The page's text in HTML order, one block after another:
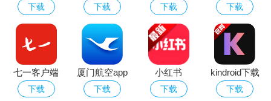
官方版下载安
装
下载
载2026最新版
下载
安卓官方手机
版
下载
2025官方版
下载
七一客户端
app下载安装
下载
厦门航空app
官方下载最新
下载
小红书
app2026最新
下载
kindroid下载
官方安卓版
下载